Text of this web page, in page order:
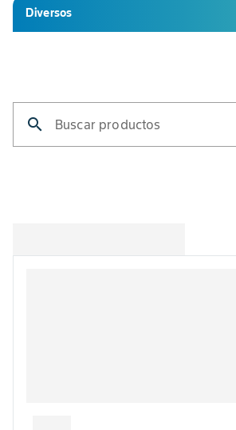
Diversos
search Buscar productos